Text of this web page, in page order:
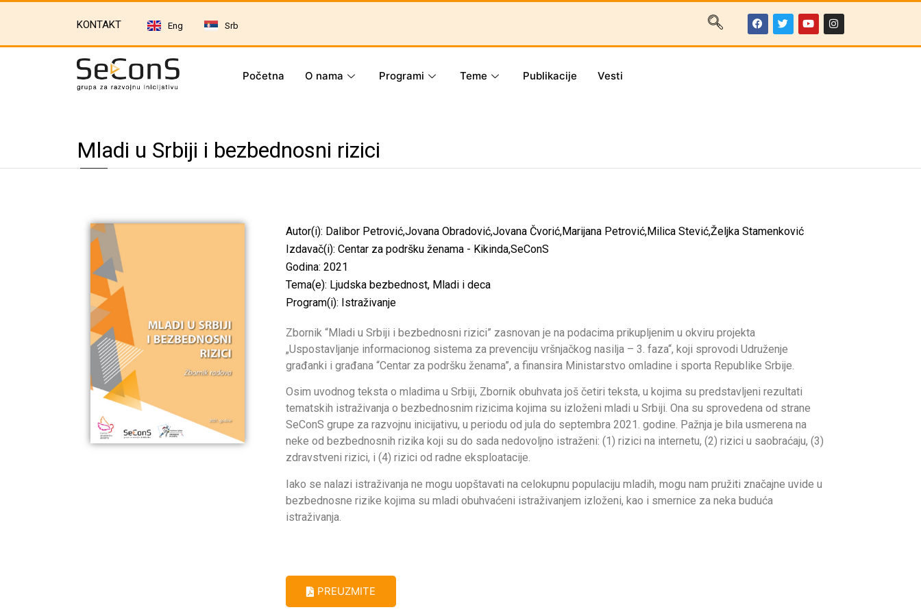
KONTAKT Eng Srb
Početna O nama Programi Teme Publikacije Vesti
Mladi u Srbiji i bezbednosni rizici
Autor(i): Dalibor Petrović,Jovana Obradović,Jovana Čvorić,Marijana Petrović,Milica Stević,Željka Stamenković
Izdavač(i): Centar za podršku ženama - Kikinda,SeConS
Godina: 2021
Tema(e): Ljudska bezbednost, Mladi i deca
Program(i): Istraživanje
Zbornik “Mladi u Srbiji i bezbednosni rizici” zasnovan je na podacima prikupljenim u okviru projekta
„Uspostavljanje informacionog sistema za prevenciju vršnjačkog nasilja – 3. faza“, koji sprovodi Udruženje
građanki i građana “Centar za podršku ženama”, a finansira Ministarstvo omladine i sporta Republike Srbije.
Osim uvodnog teksta o mladima u Srbiji, Zbornik obuhvata još četiri teksta, u kojima su predstavljeni rezultati
tematskih istraživanja o bezbednosnim rizicima kojima su izloženi mladi u Srbiji. Ona su sprovedena od strane
SeConS grupe za razvojnu inicijativu, u periodu od jula do septembra 2021. godine. Pažnja je bila usmerena na
neke od bezbednosnih rizika koji su do sada nedovoljno istraženi: (1) rizici na internetu, (2) rizici u saobraćaju, (3)
zdravstveni rizici, i (4) rizici od radne eksploatacije.
Iako se nalazi istraživanja ne mogu uopštavati na celokupnu populaciju mladih, mogu nam pružiti značajne uvide u
bezbednosne rizike kojima su mladi obuhvaćeni istraživanjem izloženi, kao i smernice za neka buduća
istraživanja.
PREUZMITE